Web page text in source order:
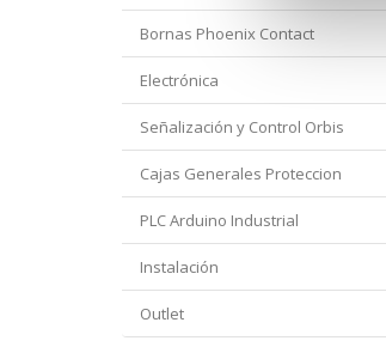
Bornas Phoenix Contact
Electrónica
Señalización y Control Orbis
Cajas Generales Proteccion
PLC Arduino Industrial
Instalación
Outlet